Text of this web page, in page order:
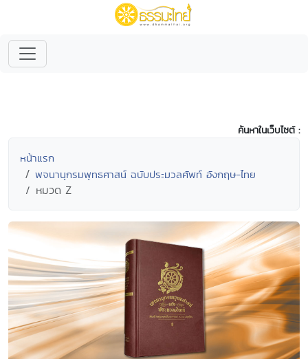
ค้นหาในเว็บไซต์ :
หน้าแรก
พจนานุกรมพุทธศาสน์ ฉบับประมวลศัพท์ อังกฤษ-ไทย
หมวด Z